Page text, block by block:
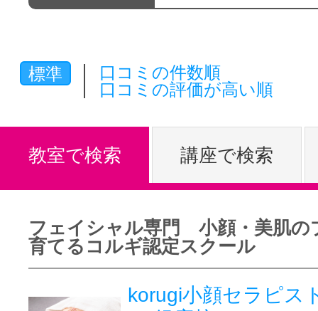
やりたいこ
特集をみる
グッドスク
掲載のお問
標準
口コミの件数順
口コミの評価が高い順
教室で検索 講座で検索
フェイシャル専門 小顔・美肌の
育てるコルギ認定スクール
korugi小顔セラピス